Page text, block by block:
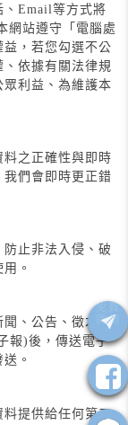
、Email等方式將
網站遵守「電腦處
，若您勾選不公
依據有關法律規
利益、為維護本
之正確性與即時
們會即時更正錯
止非法入侵、破
。
聞、公告、徵才、
報)後，傳送電子
。
料提供給任何第三